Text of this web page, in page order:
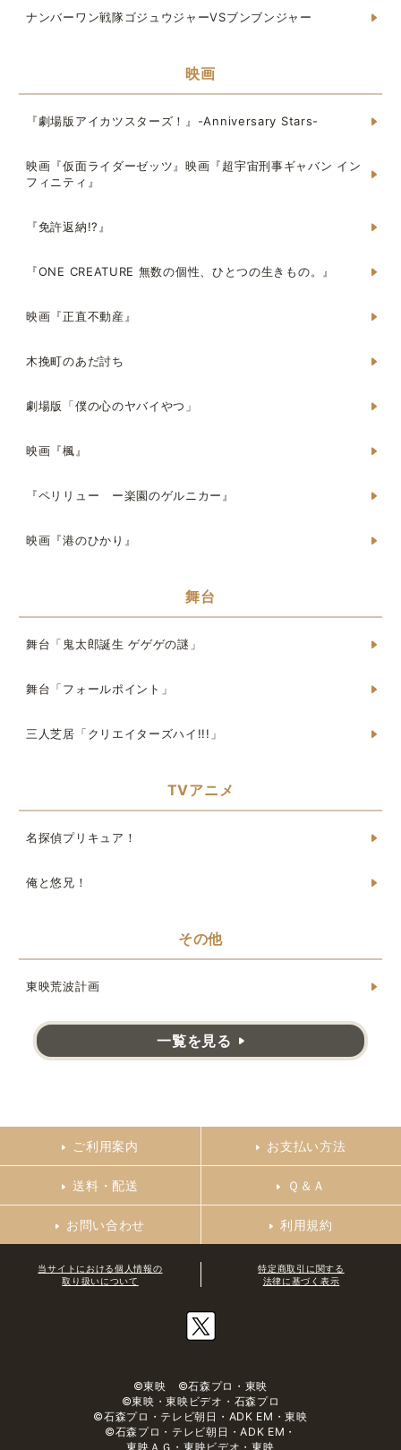
ナンバーワン戦隊ゴジュウジャーVSブンブンジャー
映画
『劇場版アイカツスターズ！』-Anniversary Stars-
映画『仮面ライダーゼッツ』映画『超宇宙刑事ギャバン イン
フィニティ』
『免許返納!?』
『ONE CREATURE 無数の個性、ひとつの生きもの。』
映画『正直不動産』
木挽町のあだ討ち
劇場版「僕の心のヤバイやつ」
映画『楓』
『ペリリュー ー楽園のゲルニカー』
映画『港のひかり』
舞台
舞台「鬼太郎誕生 ゲゲゲの謎」
舞台「フォールポイント」
三人芝居「クリエイターズハイ!!!」
TVアニメ
名探偵プリキュア！
俺と悠兄！
その他
東映荒波計画
一覧を見る
ご利用案内 お支払い方法
送料・配送 Ｑ＆Ａ
お問い合わせ 利用規約
当サイトにおける個人情報の
取り扱いについて
特定商取引に関する
法律に基づく表示
©東映 ©石森プロ・東映
©東映・東映ビデオ・石森プロ
©石森プロ・テレビ朝日・ADK EM・東映
©石森プロ・テレビ朝日・ADK EM・
東映ＡＧ・東映ビデオ・東映